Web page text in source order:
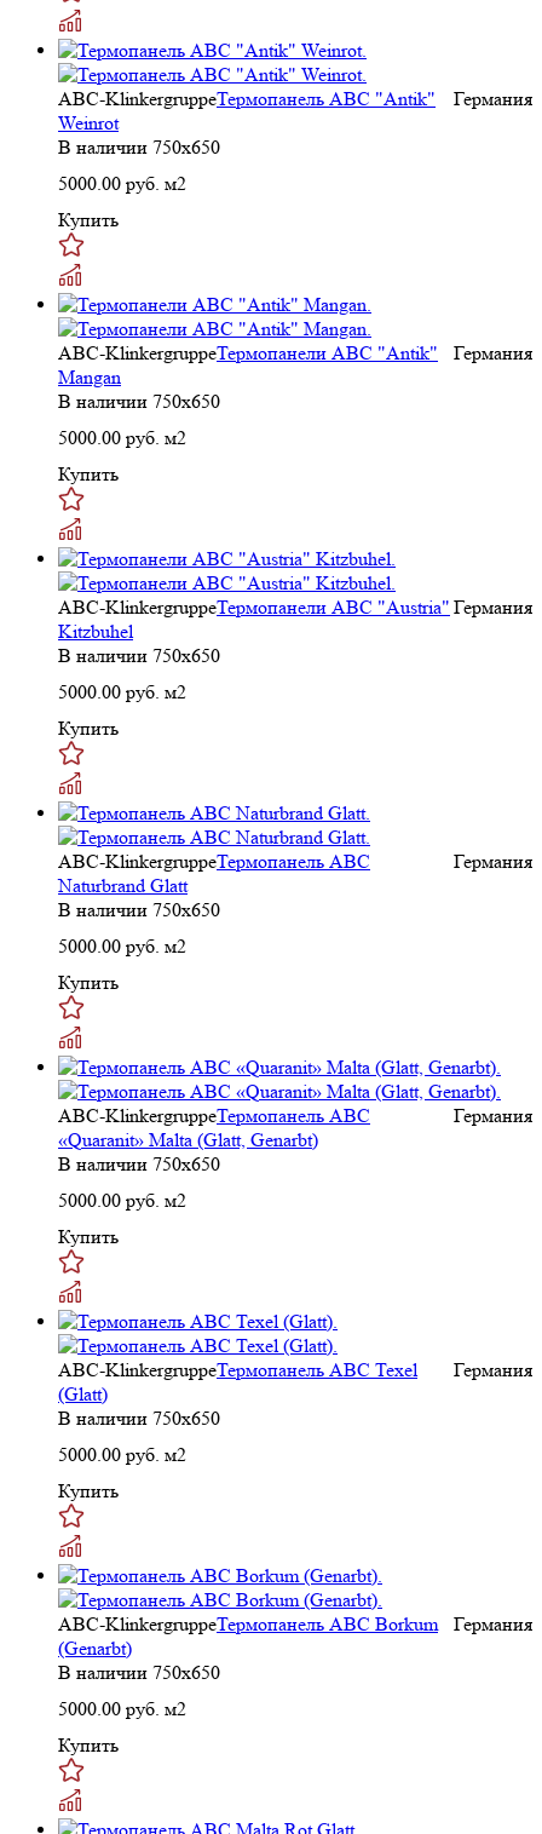
ABC-Klinkergruppe Германия
Термопанель ABC "Antik"
Weinrot
В наличии 750x650
5000.00 руб. м2
Купить
ABC-Klinkergruppe Германия
Термопанели ABC "Antik"
Mangan
В наличии 750x650
5000.00 руб. м2
Купить
ABC-Klinkergruppe Германия
Термопанели ABC "Austria"
Kitzbuhel
В наличии 750x650
5000.00 руб. м2
Купить
ABC-Klinkergruppe Германия
Термопанель ABC
Naturbrand Glatt
В наличии 750x650
5000.00 руб. м2
Купить
ABC-Klinkergruppe Германия
Термопанель ABC
«Quaranit» Malta (Glatt, Genarbt)
В наличии 750x650
5000.00 руб. м2
Купить
ABC-Klinkergruppe Германия
Термопанель ABC Texel
(Glatt)
В наличии 750x650
5000.00 руб. м2
Купить
ABC-Klinkergruppe Германия
Термопанель ABC Borkum
(Genarbt)
В наличии 750x650
5000.00 руб. м2
Купить